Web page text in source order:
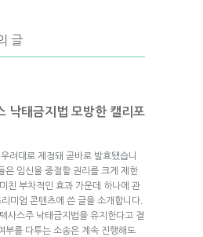
글
낙태금지법 모방한 캘리포
려대로 제정돼 곧바로 발효됐습니
은 임신을 중절할 권리를 크게 제한
친 부차적인 효과 가운데 하나에 관
미엄 콘텐츠에 쓴 글을 소개합니다.
사스주 낙태금지법을 유지한다고 결
부를 다투는 소송은 계속 진행해도